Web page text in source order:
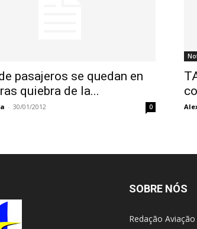
pasajeros se quedan en
quiebra de la...
- 30/01/2012 0
SOBRE NÓS
Redação